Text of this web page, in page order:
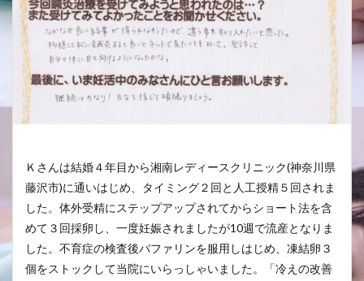
Ｋさんは結婚４年目から湘南レディースクリニック(神奈川県
藤沢市)に通いはじめ、タイミング２回と人工授精５回されま
した。体外受精にステップアップされてからショート法を含
めて３回採卵し、一度妊娠されましたが10週で流産となりま
した。不育症の検査後バファリンを服用しはじめ、凍結卵３
個をストックして当院にいらっしゃいました。「冷えの改善